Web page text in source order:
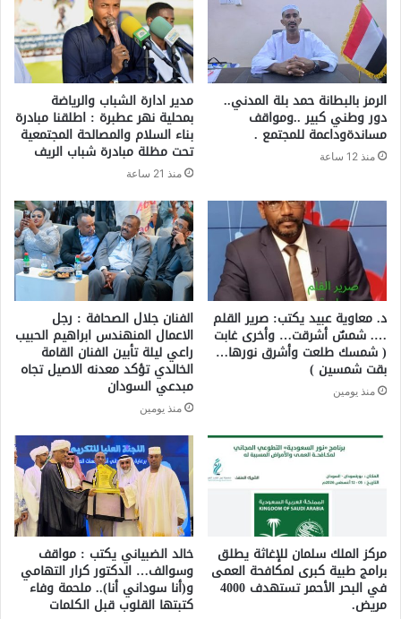
الرمز بالبطانة حمد بلة المدني..
دور وطني كبير ..ومواقف
مساندةوداعمة للمجتمع .
منذ 12 ساعة
مدير ادارة الشباب والرياضة
بمحلية نهر عطبرة : اطلقنا مبادرة
بناء السلام والمصالحة المجتمعية
تحت مظلة مبادرة شباب الريف
منذ 21 ساعة
د. معاوية عبيد يكتب: صرير القلم
…. شمسٌ أشرقت… وأخرى غابت
( شمسك طلعت وأشرق نورها…
بقت شمسين )
منذ يومين
الفنان جلال الصحافة : رجل
الاعمال المنهندس ابراهيم الحبيب
راعي ليلة تأبين الفنان القامة
الخالدي تؤكد معدنه الاصيل تجاه
مبدعي السودان
منذ يومين
مركز الملك سلمان للإغاثة يطلق
برامج طبية كبرى لمكافحة العمى
في البحر الأحمر تستهدف 4000
مريض.
خالد الضبياني يكتب : مواقف
وسوالف… الدكتور كرار التهامي
و(أنا سوداني أنا).. ملحمة وفاء
كتبتها القلوب قبل الكلمات